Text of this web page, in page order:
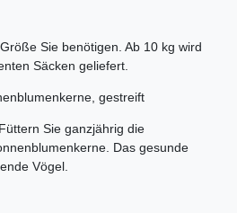
Sie benötigen. Ab 10 kg wird
Säcken geliefert.
gestreift
Füttern Sie ganzjährig die
Das gesunde
Vögel.